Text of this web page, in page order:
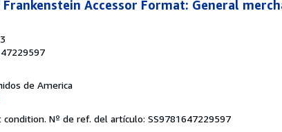
Accessor Format: General
de America
condition. Nº de ref. del artículo: SS9781647229597